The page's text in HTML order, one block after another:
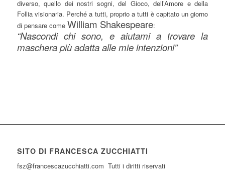
diverso, quello dei nostri sogni, del Gioco, dell’Amore e della
Follia visionaria. Perché a tutti, proprio a tutti è capitato un giorno
di pensare come William Shakespeare:
“Nascondi chi sono, e aiutami a trovare la
maschera più adatta alle mie intenzioni”
SITO DI FRANCESCA ZUCCHIATTI
fsz@francescazucchiatti.com Tutti i diritti riservati